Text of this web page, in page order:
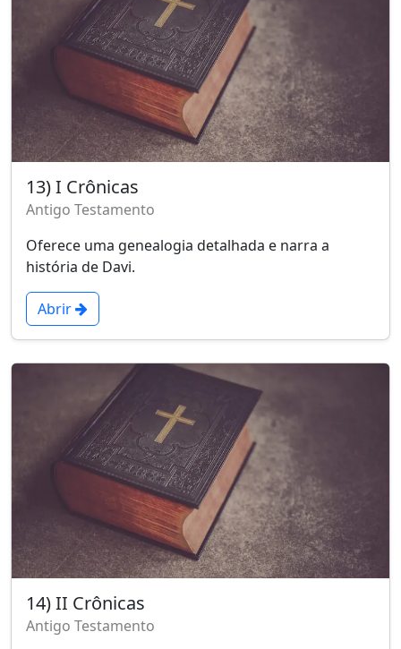
13) I Crônicas
Antigo Testamento
Oferece uma genealogia detalhada e narra a
história de Davi.
Abrir
14) II Crônicas
Antigo Testamento